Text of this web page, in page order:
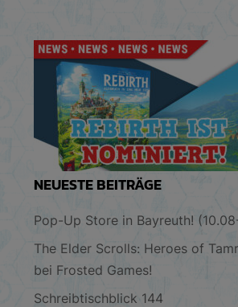
NEUESTE BEITRÄGE
Pop-Up Store in Bayreuth!
The Elder Scrolls: Heroes of
bei Frosted Games!
Schreibtischblick 144